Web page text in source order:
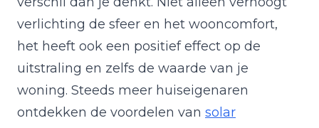
verlichting de sfeer en het wooncomfort,
het heeft ook een positief effect op de
uitstraling en zelfs de waarde van je
woning. Steeds meer huiseigenaren
ontdekken de voordelen van solar